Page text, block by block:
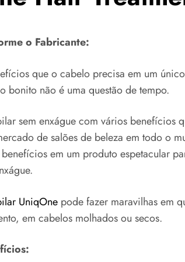
o Fabricante:
que o cabelo precisa em um
bonito não é uma questão de tempo.
sem enxágue com vários benefícios
de salões de beleza em todo o
em um produto espetacular
UniqOne pode fazer maravilhas em
em cabelos molhados ou secos.